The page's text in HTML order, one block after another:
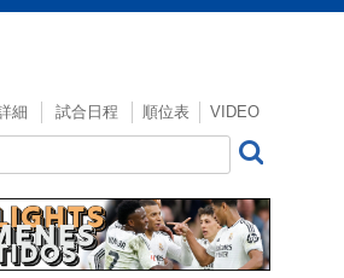
細 試合日程 順位表 VIDEO